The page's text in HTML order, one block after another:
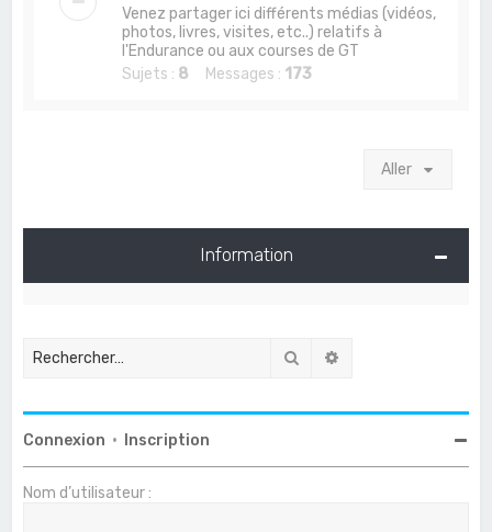
Venez partager ici différents médias (vidéos,
photos, livres, visites, etc..) relatifs à
l'Endurance ou aux courses de GT
Sujets : 8 Messages : 173
Aller
Information
Rechercher
Connexion • Inscription
Nom d’utilisateur :